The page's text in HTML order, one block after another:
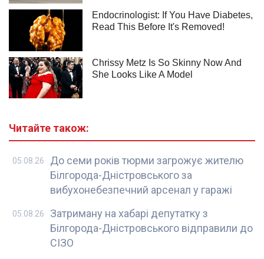
Читайте також:
До семи років тюрми загрожує жителю
Білгорода-Дністровського за
вибухонебезпечний арсенал у гаражі
05.08.26
Затриману на хабарі депутатку з
Білгорода-Дністровського відправили до
СІЗО
05.08.26